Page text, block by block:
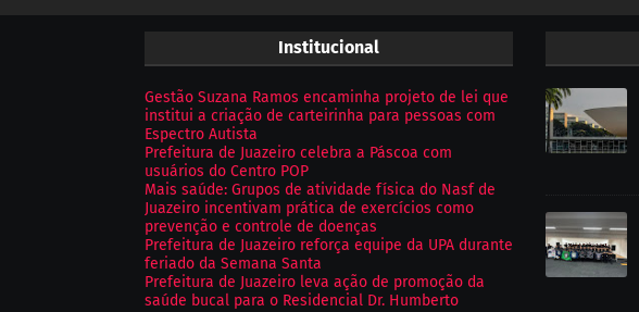
Institucional
Gestão Suzana Ramos encaminha projeto de lei que
institui a criação de carteirinha para pessoas com
Espectro Autista
Prefeitura de Juazeiro celebra a Páscoa com
usuários do Centro POP
Mais saúde: Grupos de atividade física do Nasf de
Juazeiro incentivam prática de exercícios como
prevenção e controle de doenças
Prefeitura de Juazeiro reforça equipe da UPA durante
feriado da Semana Santa
Prefeitura de Juazeiro leva ação de promoção da
saúde bucal para o Residencial Dr. Humberto